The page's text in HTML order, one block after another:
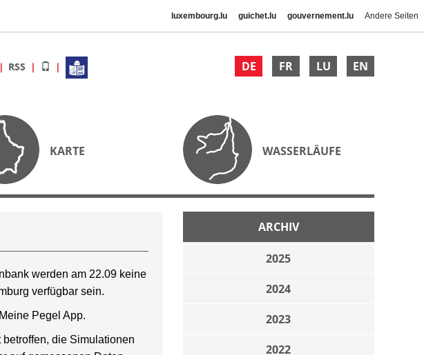
luxembourg.lu guichet.lu gouvernement.lu Andere Seiten
DE FR LU EN
RSS
KARTE WASSERLÄUFE
ARCHIV
2025
2024
2023
2022
werden am 22.09 keine
verfügbar sein.
Pegel App.
die Simulationen